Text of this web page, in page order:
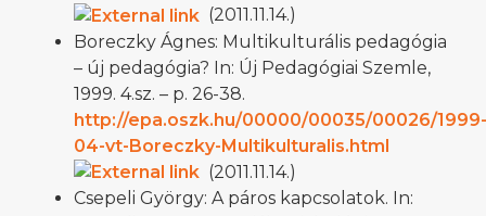
(2011.11.14.)
Boreczky Ágnes: Multikulturális pedagógia
– új pedagógia? In: Új Pedagógiai Szemle,
1999. 4.sz. – p. 26-38.
http://epa.oszk.hu/00000/00035/00026/1999-
04-vt-Boreczky-Multikulturalis.html
(2011.11.14.)
Csepeli György: A páros kapcsolatok. In: